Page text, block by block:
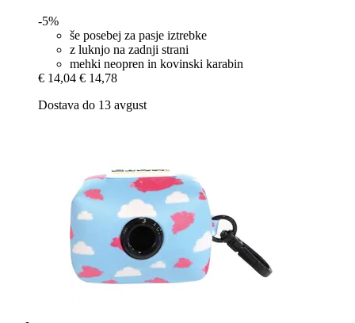
-5%
še posebej za pasje iztrebke
z luknjo na zadnji strani
mehki neopren in kovinski karabin
€ 14,04 € 14,78
Dostava do 13 avgust